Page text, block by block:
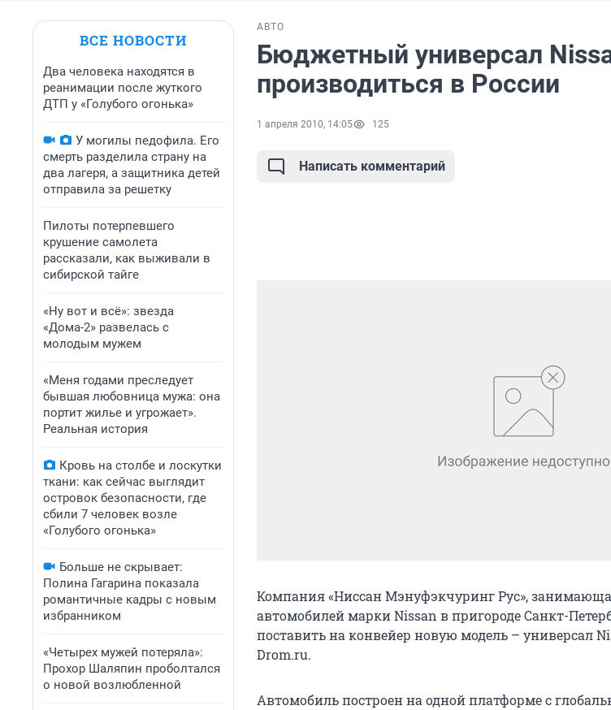
ВСЕ НОВОСТИ
Два человека находятся в
реанимации после жуткого
ДТП у «Голубого огонька»
У могилы педофила. Его
смерть разделила страну на
два лагеря, а защитника детей
отправила за решетку
Пилоты потерпевшего
крушение самолета
рассказали, как выживали в
сибирской тайге
«Ну вот и всё»: звезда
«Дома-2» развелась с
молодым мужем
«Меня годами преследует
бывшая любовница мужа: она
портит жилье и угрожает».
Реальная история
Кровь на столбе и лоскутки
ткани: как сейчас выглядит
островок безопасности, где
сбили 7 человек возле
«Голубого огонька»
Больше не скрывает:
Полина Гагарина показала
романтичные кадры с новым
избранником
«Четырех мужей потеряла»:
Прохор Шаляпин проболтался
о новой возлюбленной
АВТО
Бюджетный универсал
производиться в России
1 апреля 2010, 14:05 125
Написать комментарий
Компания «Ниссан Мэнуфэкчуринг Рус»,
автомобилей марки Nissan в пригороде Санкт-
поставить на конвейер новую модель – универсал
Drom.ru.
Автомобиль построен на одной платформе с